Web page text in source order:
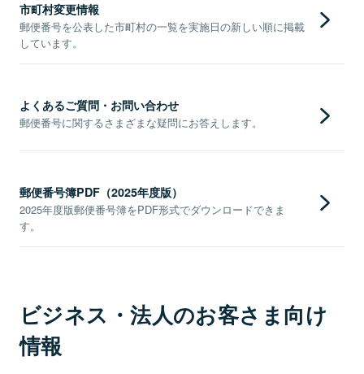
市町村変更情報
郵便番号を公表した市町村の一覧を実施日の新しい順に掲載
しています。
よくあるご質問・お問い合わせ
郵便番号に関するさまざまな疑問にお答えします。
郵便番号簿PDF（2025年度版）
2025年度版郵便番号簿をPDF形式でダウンロードできま
す。
ビジネス・法人のお客さま向け
情報